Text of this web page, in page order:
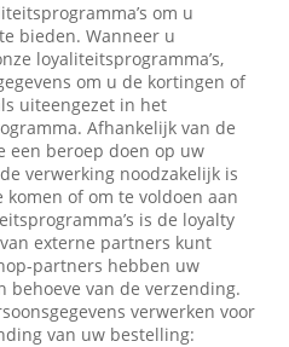
om u
bieden. Wanneer u
loyaliteitsprogramma’s,
om u de kortingen of
uiteengezet in het
Afhankelijk van de
een beroep doen op uw
verwerking noodzakelijk is
of om te voldoen aan
is de loyalty
externe partners kunt
partners hebben uw
behoeve van de verzending.
verwerken voor
van uw bestelling: